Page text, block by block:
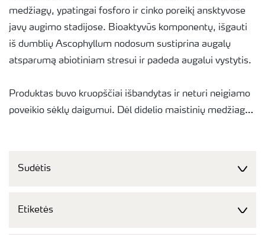
medžiagų, ypatingai fosforo ir cinko poreikį ansktyvose
javų augimo stadijose. Bioaktyvūs komponentų, išgauti
iš dumblių Ascophyllum nodosum sustiprina augalų
atsparumą abiotiniam stresui ir padeda augalui vystytis.
Produktas buvo kruopščiai išbandytas ir neturi neigiamo
poveikio sėklų daigumui. Dėl didelio maistinių medžiagų
Sudėtis
Etiketės